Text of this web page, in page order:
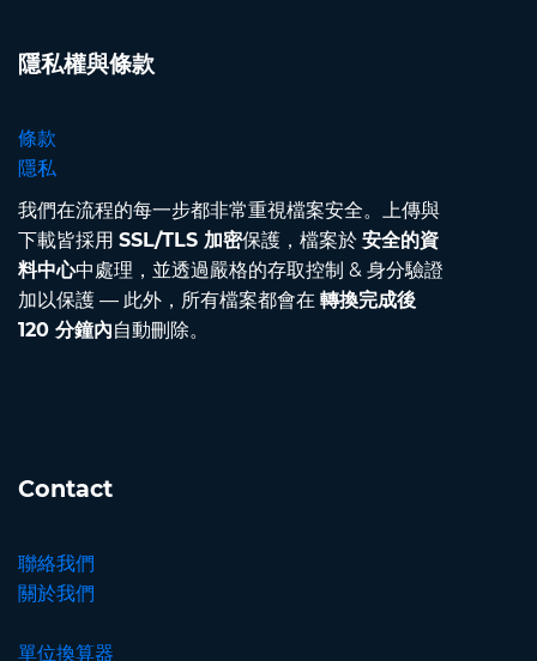
隱私權與條款
條款
隱私
我們在流程的每一步都非常重視檔案安全。上傳與
下載皆採用 SSL/TLS 加密保護，檔案於 安全的資
料中心中處理，並透過嚴格的存取控制 & 身分驗證
加以保護 — 此外，所有檔案都會在 轉換完成後
120 分鐘內自動刪除。
Contact
聯絡我們
關於我們
單位換算器